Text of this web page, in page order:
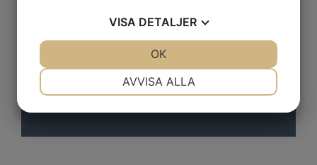
VISA DETALJER
AVVISA ALLA
OK